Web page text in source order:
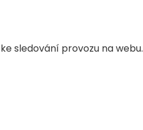
sledování provozu na webu.